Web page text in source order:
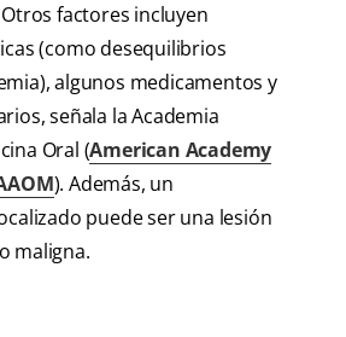
factores incluyen
(como desequilibrios
algunos medicamentos y
señala la Academia
Oral (American Academy
). Además, un
puede ser una lesión
maligna.